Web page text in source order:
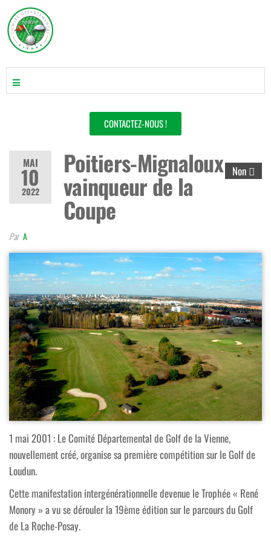
CONTACTEZ-NOUS !
MAI
10
2022
Non
Poitiers-Mignaloux
vainqueur de la
Coupe
Par A
1 mai 2001 : Le Comité Départemental de Golf de la Vienne,
nouvellement créé, organise sa première compétition sur le Golf de
Loudun.
Cette manifestation intergénérationnelle devenue le Trophée « René
Monory » a vu se dérouler la 19ème édition sur le parcours du Golf
de La Roche-Posay.